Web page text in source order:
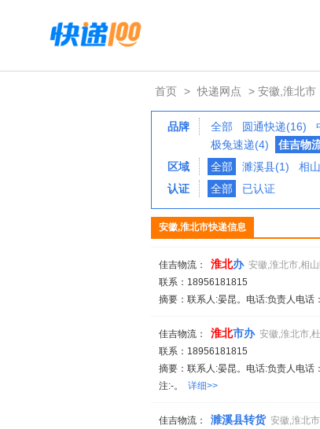
首页 > 快递网点 > 安徽,淮北市
品牌 全部 圆通快递(16)
极兔速递(4)
佳吉物
区域
全部 濉溪县(1) 相
认证
全部 已认证
安徽,淮北市快递信息
佳吉物流： 淮北办 安徽,淮北市,相山
联系：18956181815
摘要：联系人:晏昆。电话:负责人电
佳吉物流： 淮北市办 安徽,淮北市,
联系：18956181815
摘要：联系人:晏昆。电话:负责人电
注:-。 详细>>
佳吉物流： 濉溪县转货 安徽,淮北